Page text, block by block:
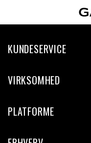
KUNDESERVICE
VIRKSOMHED
PLATFORME